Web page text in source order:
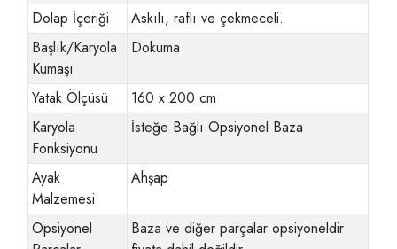
Dolap İçeriği
Askılı, raflı ve çekmeceli.
Başlık/Karyola
Kumaşı
Dokuma
Yatak Ölçüsü
160 x 200 cm
Karyola
Fonksiyonu
İsteğe Bağlı Opsiyonel Baza
Ayak
Malzemesi
Ahşap
Opsiyonel
Baza ve diğer parçalar opsiyoneldir